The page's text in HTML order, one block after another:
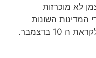
לא מוכרזות
המדינות השונות
בדצמבר.